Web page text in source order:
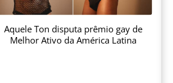
Aquele Ton disputa prêmio gay de
Melhor Ativo da América Latina